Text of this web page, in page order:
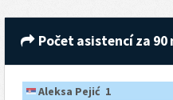
Počet asistencí za
Aleksa Pejić 1